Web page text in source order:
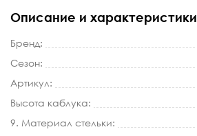
Описание и характеристики
Бренд:
Сезон:
Артикул:
Высота каблука:
9. Материал стельки: